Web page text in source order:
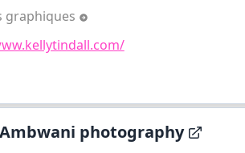
graphiques
photography